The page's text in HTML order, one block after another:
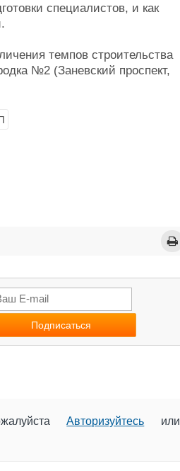
специалистов, и как
темпов строительства
№2 (Заневский проспект,
Авторизуйтесь или